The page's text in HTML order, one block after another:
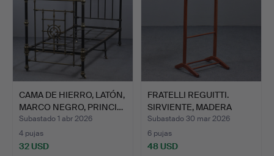
CAMA DE HIERRO, LATÓN,
MARCO NEGRO, PRINCI…
Subastado 1 abr 2026
4 pujas
32 USD
FRATELLI REGUITTI.
SIRVIENTE, MADERA
DURA,…
Subastado 30 mar 2026
6 pujas
48 USD